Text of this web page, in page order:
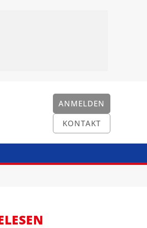
ANMELDEN
KONTAKT